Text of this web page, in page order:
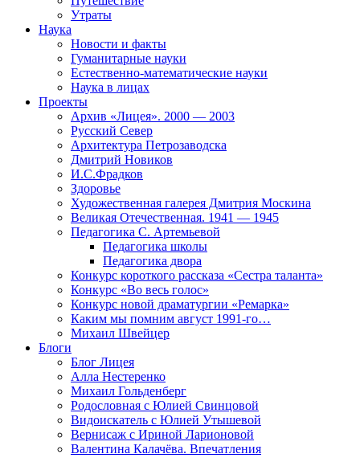
Утраты
Наука
Новости и факты
Гуманитарные науки
Естественно-математические науки
Наука в лицах
Проекты
Архив «Лицея». 2000 — 2003
Русский Север
Архитектура Петрозаводска
Дмитрий Новиков
И.С.Фрадков
Здоровье
Художественная галерея Дмитрия Москина
Великая Отечественная. 1941 — 1945
Педагогика С. Артемьевой
Педагогика школы
Педагогика двора
Конкурс короткого рассказа «Сестра таланта»
Конкурс «Во весь голос»
Конкурс новой драматургии «Ремарка»
Каким мы помним август 1991-го…
Михаил Швейцер
Блоги
Блог Лицея
Алла Нестеренко
Михаил Гольденберг
Родословная с Юлией Свинцовой
Видоискатель с Юлией Утышевой
Вернисаж с Ириной Ларионовой
Валентина Калачёва. Впечатления